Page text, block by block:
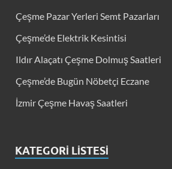
Çeşme Pazar Yerleri Semt Pazarları
Çeşme’de Elektrik Kesintisi
Ildır Alaçatı Çeşme Dolmuş Saatleri
Çeşme’de Bugün Nöbetçi Eczane
İzmir Çeşme Havaş Saatleri
KATEGORI LISTESI